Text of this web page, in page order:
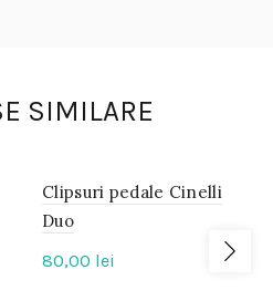
SIMILARE
IN
STOC
Clipsuri pedale Cinelli
Duo
80,00 lei